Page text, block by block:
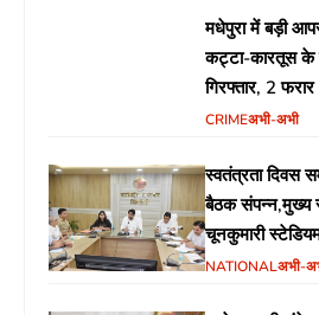
मधेपुरा में बड़ी
कट्टा-कारतूस के
गिरफ्तार, 2 फरार
CRIMEअभी-अभी
स्वतंत्रता दिवस
बैठक संपन्न,मुख्य
चूनकुमारी
NATIONALअभी-